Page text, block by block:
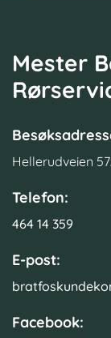
Mester
Hellerudveien
Telefon:
464 14 359
E-post:
Facebook: